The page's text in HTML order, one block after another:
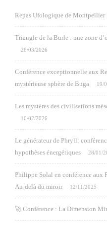
Repas Ufologique de Montpellier
Triangle de la Burle : une zone
28/03/2026
Conférence exceptionnelle aux
mystérieuse sphère de Buga
19/
Les mystères des civilisations
10/02/2026
Le générateur de Phryll:
hypothèses énergétiques
28/01/
Philippe Solal en conférence
Au-delà du miroir
12/11/2025
🚀 Conférence : La Dimension